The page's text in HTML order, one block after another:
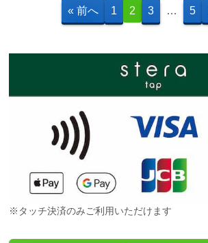
« 前へ 1 2 3 … 5
※タッチ決済のみご利用いただけます